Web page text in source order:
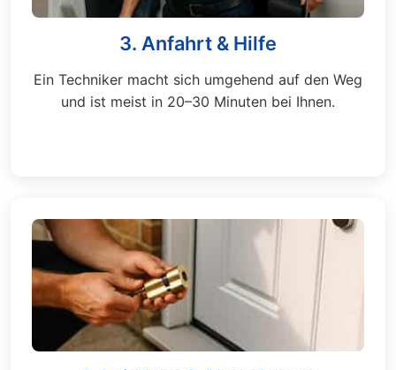
3. Anfahrt & Hilfe
Ein Techniker macht sich umgehend auf den Weg
und ist meist in 20–30 Minuten bei Ihnen.